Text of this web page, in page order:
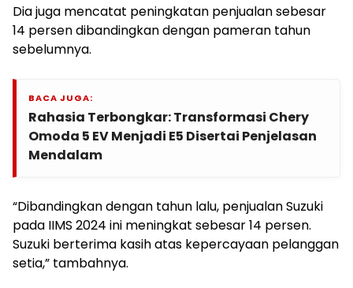
Dia juga mencatat peningkatan penjualan sebesar
14 persen dibandingkan dengan pameran tahun
sebelumnya.
BACA JUGA:
Rahasia Terbongkar: Transformasi Chery
Omoda 5 EV Menjadi E5 Disertai Penjelasan
Mendalam
“Dibandingkan dengan tahun lalu, penjualan Suzuki
pada IIMS 2024 ini meningkat sebesar 14 persen.
Suzuki berterima kasih atas kepercayaan pelanggan
setia,” tambahnya.